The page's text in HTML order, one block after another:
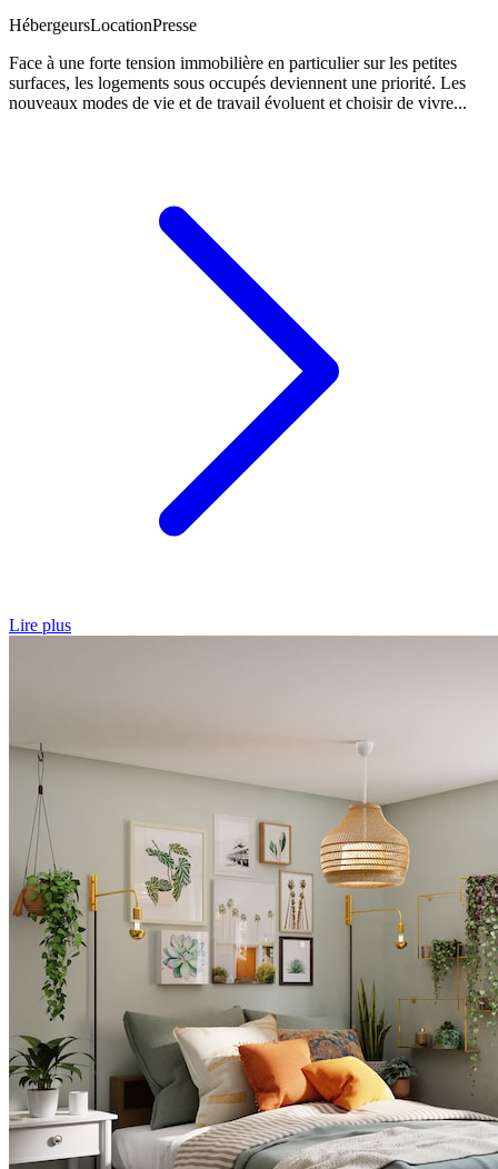
HébergeursLocationPresse
Face à une forte tension immobilière en particulier sur les petites
surfaces, les logements sous occupés deviennent une priorité. Les
nouveaux modes de vie et de travail évoluent et choisir de vivre...
Lire plus